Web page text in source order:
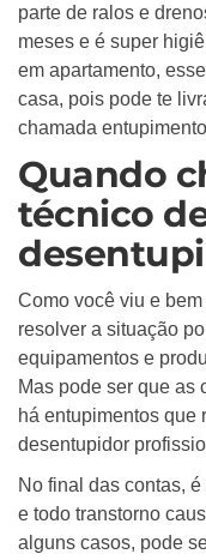
parte de ralos e
meses e é super
em apartamento,
casa, pois pode te
chamada
Quando
técnico
Como você viu e
resolver a situação
equipamentos e
Mas pode ser que as
há entupimentos que
desentupidor
No final das contas,
e todo transtorno
alguns casos, pode